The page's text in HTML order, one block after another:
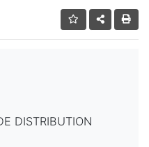
DISTRIBUTION